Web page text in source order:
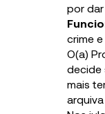
por
crime
O(a)
decide
mais